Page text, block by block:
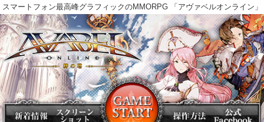
スマートフォン最高峰グラフィックのMMORPG 「アヴァベルオンラ